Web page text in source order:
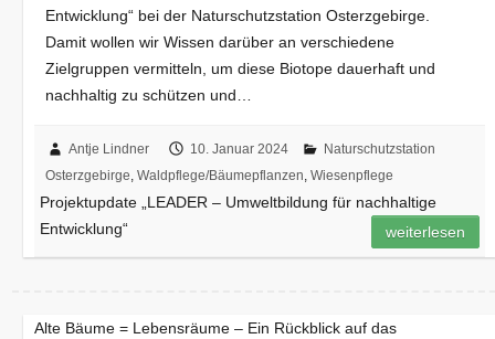
Entwicklung“ bei der Naturschutzstation Osterzgebirge.
Damit wollen wir Wissen darüber an verschiedene
Zielgruppen vermitteln, um diese Biotope dauerhaft und
nachhaltig zu schützen und…
Antje Lindner 10. Januar 2024
Naturschutzstation
Osterzgebirge,Waldpflege/Bäumepflanzen,Wiesenpflege
Projektupdate „LEADER – Umweltbildung für nachhaltige
Entwicklung“
weiterlesen
Alte Bäume = Lebensräume – Ein Rückblick auf das